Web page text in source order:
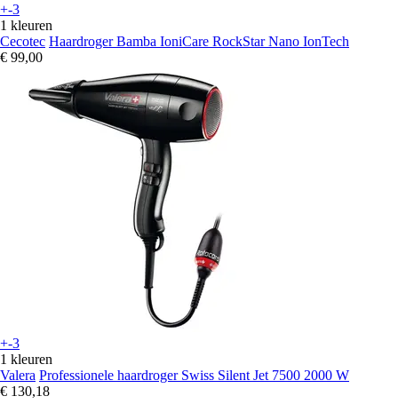
+-3
1 kleuren
Cecotec Haardroger Bamba IoniCare RockStar Nano IonTech
€ 99,00
+-3
1 kleuren
Valera Professionele haardroger Swiss Silent Jet 7500 2000 W
€ 130,18